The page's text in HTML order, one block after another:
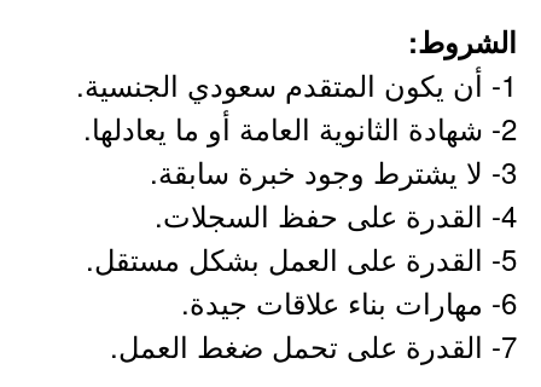
الشروط:
1- أن يكون المتقدم سعودي الجنسية.
2- شهادة الثانوية العامة أو ما يعادلها.
3- لا يشترط وجود خبرة سابقة.
4- القدرة على حفظ السجلات.
5- القدرة على العمل بشكل مستقل.
6- مهارات بناء علاقات جيدة.
7- القدرة على تحمل ضغط العمل.